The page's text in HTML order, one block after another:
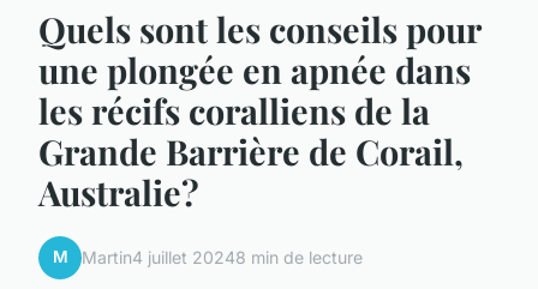
Quels sont les conseils pour
une plongée en apnée dans
les récifs coralliens de la
Grande Barrière de Corail,
Australie?
M Martin4 juillet 20248 min de lecture